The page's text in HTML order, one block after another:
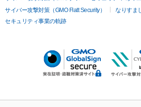
サイバー攻撃対策（GMO Flatt Security）
なりすま
セキュリティ事業の軌跡